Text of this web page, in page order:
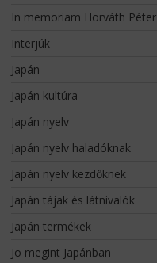
In memoriam Horváth Péter
Interjúk
Japán
Japán kultúra
Japán nyelv
Japán nyelv haladóknak
Japán nyelv kezdőknek
Japán tájak és látnivalók
Japán termékek
Jo megint Japánban